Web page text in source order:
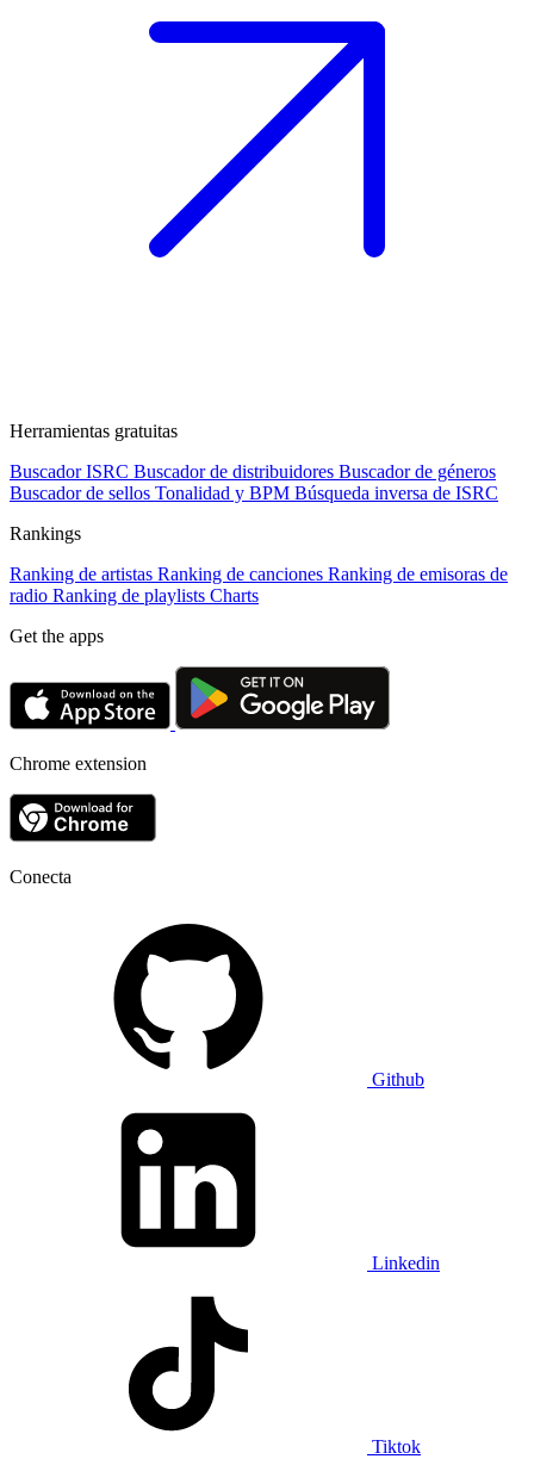
Herramientas gratuitas
Buscador ISRC Buscador de distribuidores Buscador de géneros
Buscador de sellos Tonalidad y BPM Búsqueda inversa de ISRC
Rankings
Ranking de artistas Ranking de canciones Ranking de emisoras de
radio Ranking de playlists Charts
Get the apps
Chrome extension
Conecta
Github
Linkedin
Tiktok